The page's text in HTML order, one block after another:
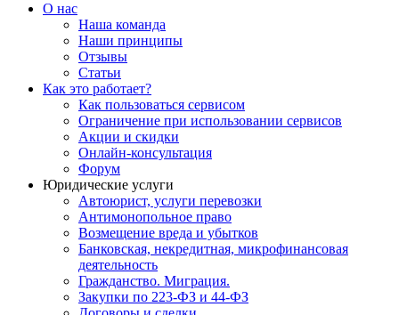
О нас
Наша команда
Наши принципы
Отзывы
Статьи
Как это работает?
Как пользоваться сервисом
Ограничение при использовании сервисов
Акции и скидки
Онлайн-консультация
Форум
Юридические услуги
Автоюрист, услуги перевозки
Антимонопольное право
Возмещение вреда и убытков
Банковская, некредитная, микрофинансовая
деятельность
Гражданство. Миграция.
Закупки по 223-ФЗ и 44-ФЗ